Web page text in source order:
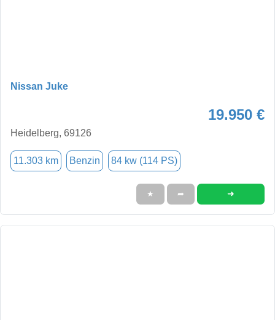
Nissan Juke
19.950 €
Heidelberg, 69126
11.303 km Benzin 84 kw (114 PS)
★ ➦ ➜